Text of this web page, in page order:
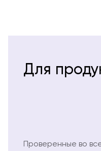
Для
Проверенные во